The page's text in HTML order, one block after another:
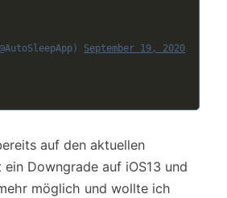
September 19, 2020
auf den aktuellen
ein Downgrade auf iOS13 und
möglich und wollte ich